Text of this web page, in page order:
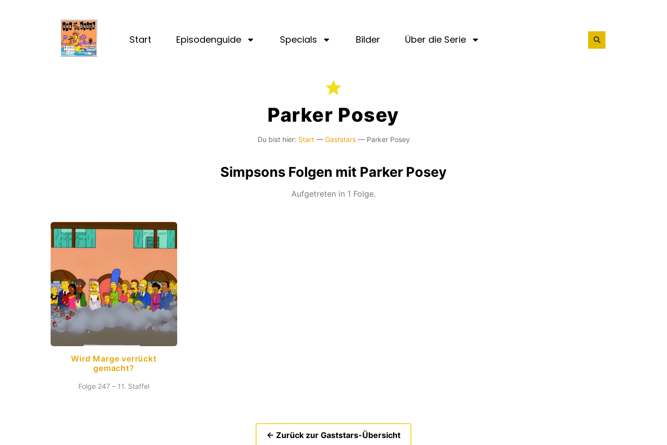
Start Episodenguide Specials Bilder Über die Serie
Parker Posey
Du bist hier: Start— Gaststars— Parker Posey
Simpsons Folgen mit Parker Posey
Aufgetreten in 1 Folge.
Wird Marge verrückt
gemacht?
Folge 247 – 11. Staffel
← Zurück zur Gaststars-Übersicht